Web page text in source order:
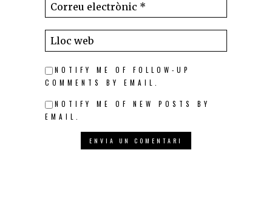
NOTIFY ME OF FOLLOW-UP
COMMENTS BY EMAIL.
NOTIFY ME OF NEW POSTS BY
EMAIL.